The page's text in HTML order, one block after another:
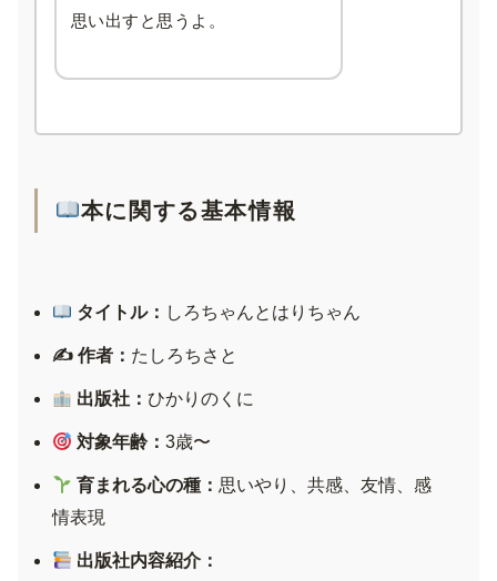
思い出すと思うよ。
本に関する基本情報
タイトル： しろちゃんとはりちゃん
✍️ 作者： たしろちさと
出版社：ひかりのくに
対象年齢：3歳〜
育まれる心の種： 思いやり、共感、友情、感
情表現
出版社内容紹介：